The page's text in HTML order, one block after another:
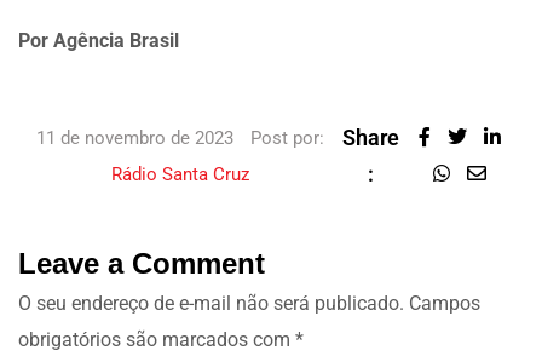
Por Agência Brasil
11 de novembro de 2023
Post por:
Rádio Santa Cruz
Share
:
Leave a Comment
O seu endereço de e-mail não será publicado. Campos
obrigatórios são marcados com *